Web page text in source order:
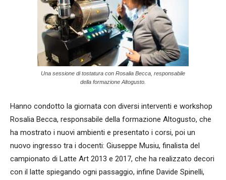
Una sessione di tostatura con Rosalia Becca, responsabile
della formazione Altogusto.
Hanno condotto la giornata con diversi interventi e workshop
Rosalia Becca, responsabile della formazione Altogusto, che
ha mostrato i nuovi ambienti e presentato i corsi, poi un
nuovo ingresso tra i docenti: Giuseppe Musiu, finalista del
campionato di Latte Art 2013 e 2017, che ha realizzato decori
con il latte spiegando ogni passaggio, infine Davide Spinelli,